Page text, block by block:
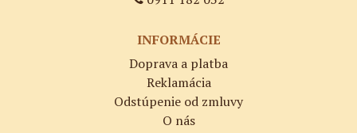
INFORMÁCIE
Doprava a platba
Reklamácia
Odstúpenie od zmluvy
O nás